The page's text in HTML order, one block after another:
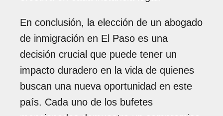
En conclusión, la elección de un abogado
de inmigración en El Paso es una
decisión crucial que puede tener un
impacto duradero en la vida de quienes
buscan una nueva oportunidad en este
país. Cada uno de los bufetes